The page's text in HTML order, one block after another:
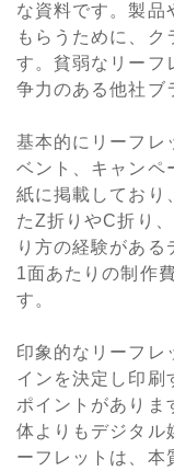
な資料です。製品
もらうために、ク
す。貧弱なリーフ
争力のある他社ブ
基本的にリーフレ
ベント、キャンペ
紙に掲載しており
たZ折りやC折り
り方の経験がある
1面あたりの制作
す。
印象的なリーフレ
インを決定し印刷
ポイントがありま
体よりもデジタル
ーフレットは、本